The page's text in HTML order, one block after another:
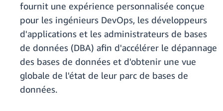
fournit une expérience personnalisée conçue
pour les ingénieurs DevOps, les développeurs
d'applications et les administrateurs de bases
de données (DBA) afin d'accélérer le dépannage
des bases de données et d'obtenir une vue
globale de l'état de leur parc de bases de
données.